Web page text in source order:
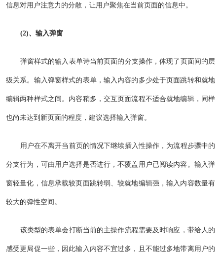
信息对用户注意力的分散，让用户聚焦在当前页面的信息中。
(2)、输入弹窗
弹窗样式的输入表单诗当前页面的分支操作，体现了页面间的层
级关系。输入弹窗样式的表单，输入内容的多少处于页面跳转和就地
编辑两种样式之间。内容稍多，交互页面流程不适合就地编辑，同样
也尚未达到新页面的程度，建议选择输入弹窗。
用户在不离开当前页的情况下继续插入性操作，为流程步骤中的
分支行为，可由用户选择是否进行，不覆盖用户已阅读内容。输入弹
窗轻量化，信息承载较页面跳转弱、较就地编辑强，输入内容数量有
较大的弹性空间。
该类型的表单会打断当前的主操作流程需要及时响应，带给人的
感受更局促一些，因此输入内容不宜过多，且不能过多地带离用户的